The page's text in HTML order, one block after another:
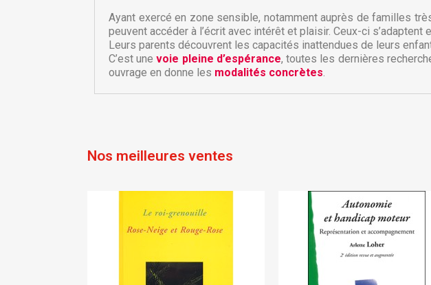
Ajouter à ma
Créer une liste
Connexion
d'envies.
Ayant exercé en zone sensible, notamment auprès de familles
peuvent accéder à l’écrit avec intérêt et plaisir. Ceux-ci
Leurs parents découvrent les capacités inattendues de leurs
C’est unevoie pleine d’espérance, toutes les dernières
ouvrage en donne les modalités concrètes.
Nos meilleures ventes